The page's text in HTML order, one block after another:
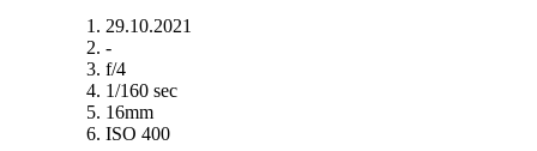
29.10.2021
-
f/4
1/160 sec
16mm
ISO 400